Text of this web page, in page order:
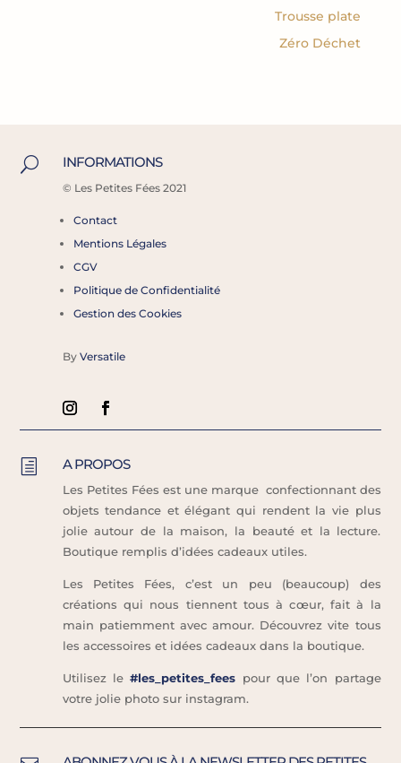
Trousse plate
Zéro Déchet
U INFORMATIONS
© Les Petites Fées 2021
Contact
Mentions Légales
CGV
Politique de Confidentialité
Gestion des Cookies
By Versatile
h A PROPOS
Les Petites Fées est une marque confectionnant des
objets tendance et élégant qui rendent la vie plus
jolie autour de la maison, la beauté et la lecture.
Boutique remplis d’idées cadeaux utiles.
Les Petites Fées, c’est un peu (beaucoup) des
créations qui nous tiennent tous à cœur, fait à la
main patiemment avec amour. Découvrez vite tous
les accessoires et idées cadeaux dans la boutique.
Utilisez le #les_petites_fees pour que l’on partage
votre jolie photo sur instagram.